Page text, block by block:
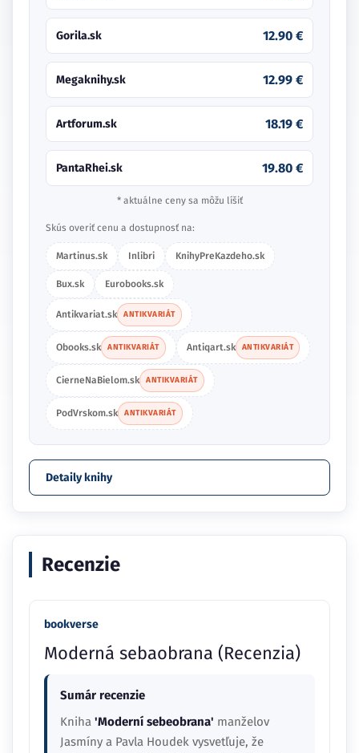
Gorila.sk 12.90 €
Megaknihy.sk 12.99 €
Artforum.sk 18.19 €
PantaRhei.sk 19.80 €
* aktuálne ceny sa môžu líšiť
Skús overiť cenu a dostupnosť na:
Martinus.sk Inlibri KnihyPreKazdeho.sk
Bux.sk Eurobooks.sk
Antikvariat.sk ANTIKVARIÁT
Obooks.sk ANTIKVARIÁT Antiqart.sk ANTIKVARIÁT
CierneNaBielom.sk ANTIKVARIÁT
PodVrskom.sk ANTIKVARIÁT
Detaily knihy
Recenzie
bookverse
Moderná sebaobrana (Recenzia)
Sumár recenzie
Kniha 'Moderní sebeobrana' manželov
Jasmíny a Pavla Houdek vysvetľuje, že